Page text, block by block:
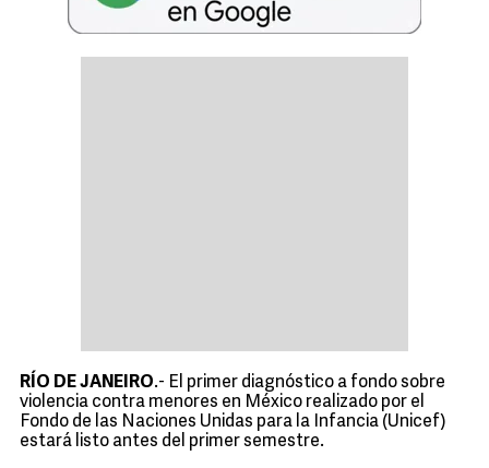
RÍO DE JANEIRO.- El primer diagnóstico a fondo sobre
violencia contra menores en México realizado por el
Fondo de las Naciones Unidas para la Infancia (Unicef)
estará listo antes del primer semestre.